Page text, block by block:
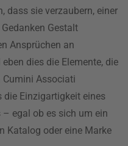
dass sie verzaubern, einer
Gestalt
Ansprüchen an
dies die Elemente, die
Cumini Associati
die Einzigartigkeit eines
– egal ob es sich um ein
Katalog oder eine Marke